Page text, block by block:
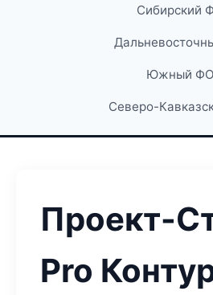
Сибирский
Южный ФО
Северо-
Проект-
Pro